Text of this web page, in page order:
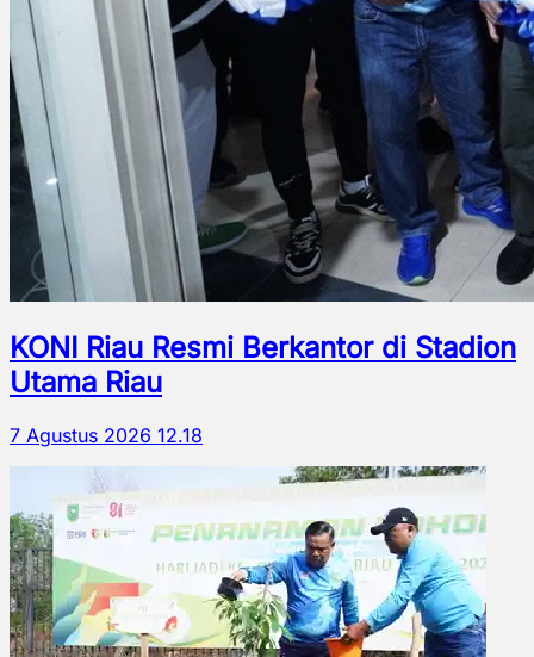
KONI Riau Resmi Berkantor di Stadion
Utama Riau
7 Agustus 2026 12.18